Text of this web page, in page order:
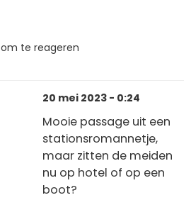
om te reageren
20 mei 2023 - 0:24
Mooie passage uit een
stationsromannetje,
maar zitten de meiden
nu op hotel of op een
boot?